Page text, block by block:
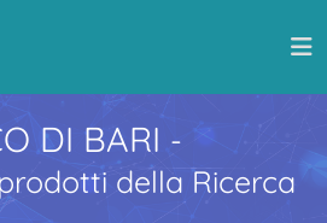
DI BARI -
della Ricerca